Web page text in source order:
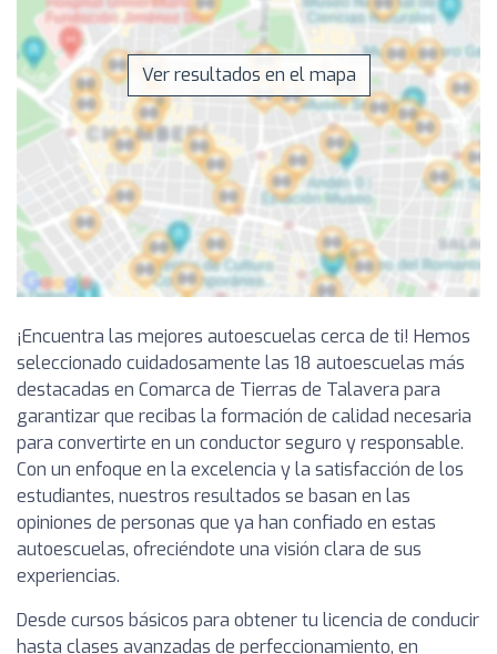
Ver resultados en el mapa
¡Encuentra las mejores autoescuelas cerca de ti! Hemos
seleccionado cuidadosamente las 18 autoescuelas más
destacadas en Comarca de Tierras de Talavera para
garantizar que recibas la formación de calidad necesaria
para convertirte en un conductor seguro y responsable.
Con un enfoque en la excelencia y la satisfacción de los
estudiantes, nuestros resultados se basan en las
opiniones de personas que ya han confiado en estas
autoescuelas, ofreciéndote una visión clara de sus
experiencias.
Desde cursos básicos para obtener tu licencia de conducir
hasta clases avanzadas de perfeccionamiento, en